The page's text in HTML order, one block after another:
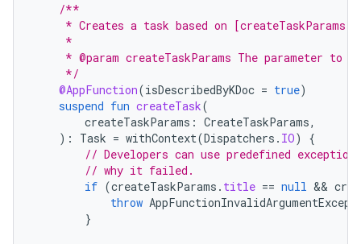
/**
     * Creates a task based on [createTaskParams].
     *
* @param createTaskParams The parameter to
     */
@AppFunction(isDescribedByKDoc = true)
suspend fun createTask(
createTaskParams : CreateTaskParams,
):
Task = withContext(Dispatchers . IO)
{
// Developers can use predefined
// why it failed.
if (createTaskParams . title == null &&
throw
}